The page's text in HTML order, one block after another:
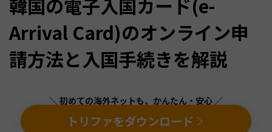
韓国の電子入国カード(e-
Arrival Card)のオンライン申
請方法と入国手続きを解説
＼ 初めての海外ネットも、かんたん・安心 ／
トリファをダウンロード